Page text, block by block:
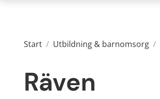
Start / Utbildning & barnomsorg /
Räven